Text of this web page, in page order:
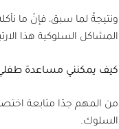
ونتيجةً لما سبق، فإنّ ما
المشاكل السلوكية هذا
كيف يمكنني مساعدة
من المهم جدًا متابعة
السلوك.